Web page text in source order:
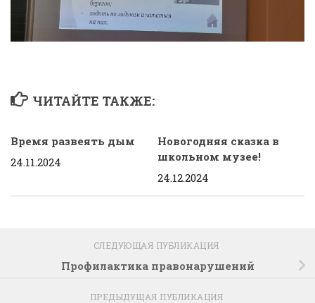
ЧИТАЙТЕ ТАКЖЕ:
Время развеять дым
24.11.2024
Новогодняя сказка в
школьном музее!
24.12.2024
СЛЕДУЮЩАЯ ПУБЛИКАЦИЯ
Профилактика правонарушений
ПРЕДЫДУЩАЯ ПУБЛИКАЦИЯ